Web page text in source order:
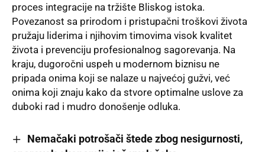
proces integracije na tržište Bliskog istoka.
Povezanost sa prirodom i pristupačni troškovi života
pružaju liderima i njihovim timovima visok kvalitet
života i prevenciju profesionalnog sagorevanja. Na
kraju, dugoročni uspeh u modernom biznisu ne
pripada onima koji se nalaze u najvećoj gužvi, već
onima koji znaju kako da stvore optimalne uslove za
duboki rad i mudro donošenje odluka.
Nemačaki potrošači štede zbog nesigurnosti,